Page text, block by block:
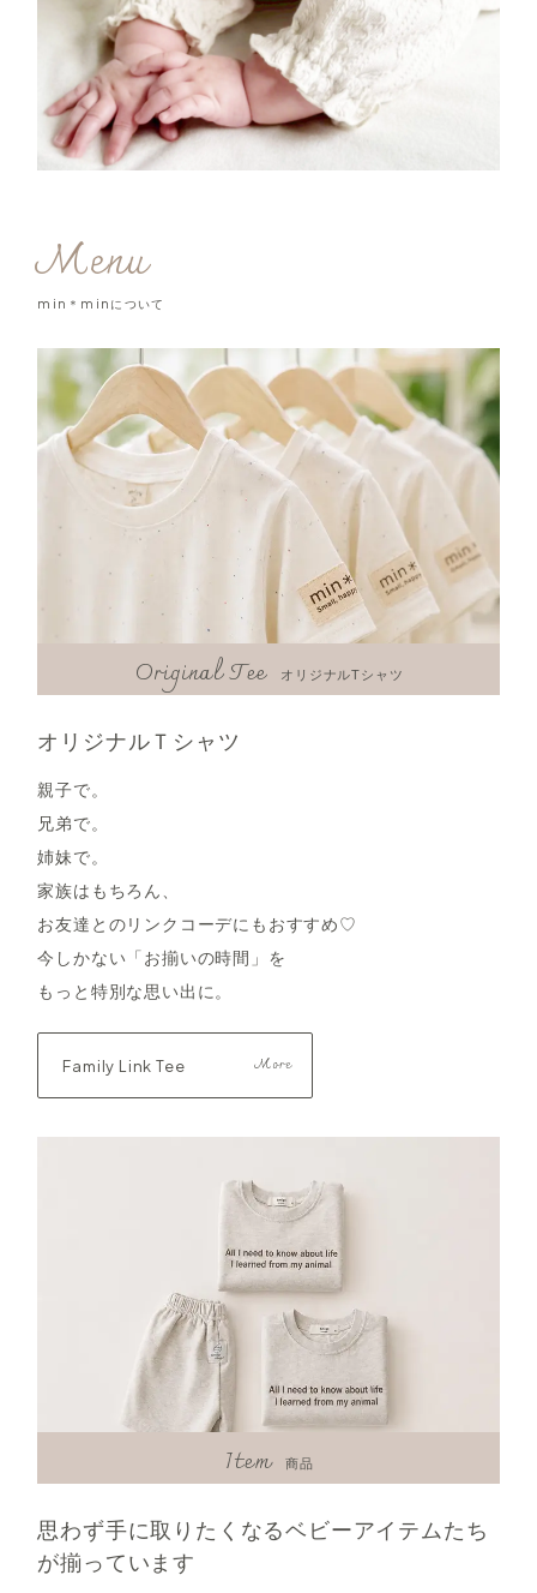
Menu
min＊minについて
Original Tee オリジナルTシャツ
オリジナルＴシャツ
親子で。
兄弟で。
姉妹で。
家族はもちろん、
お友達とのリンクコーデにもおすすめ♡
今しかない「お揃いの時間」を
もっと特別な思い出に。
Family Link Tee
Item 商品
思わず手に取りたくなるベビーアイテムたち
が揃っています